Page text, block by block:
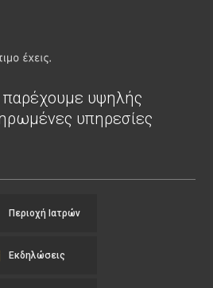
υψηλής
υπηρεσίες
Περιοχή Ιατρών
Εκδηλώσεις